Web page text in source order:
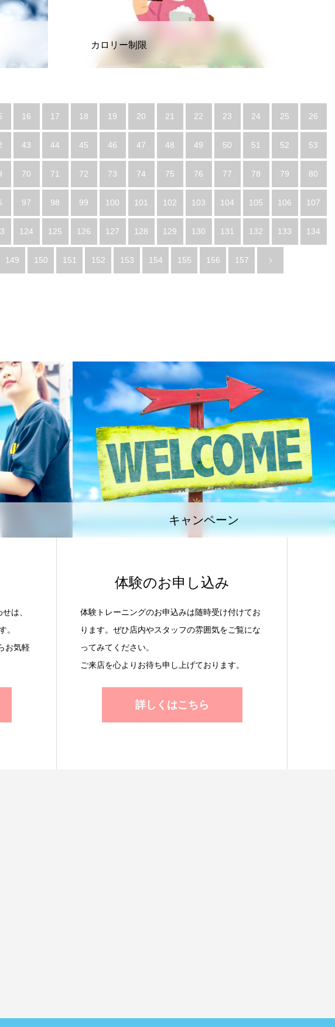
カロリー制限
16 17 18 19 20 21 22 23 24 25 26
43 44 45 46 47 48 49 50 51 52 53
70 71 72 73 74 75 76 77 78 79 80
97 98 99 100 101 102 103 104 105 106 107
124 125 126 127 128 129 130 131 132 133 134
149 150 151 152 153 154 155 156 157
キャンペーン
は、
。
お気軽
体験のお申し込み
体験トレーニングのお申込みは随時受け付けてお
ります。ぜひ店内やスタッフの雰囲気をご覧にな
ってみてください。
ご来店を心よりお待ち申し上げております。
詳しくはこちら